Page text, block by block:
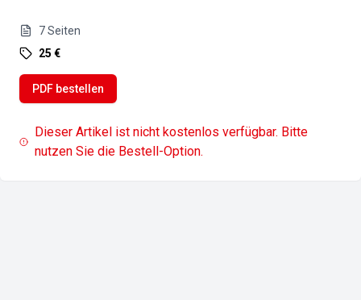
7Seiten
25 €
PDF bestellen
Dieser Artikel ist nicht kostenlos verfügbar. Bitte
nutzen Sie die Bestell-Option.